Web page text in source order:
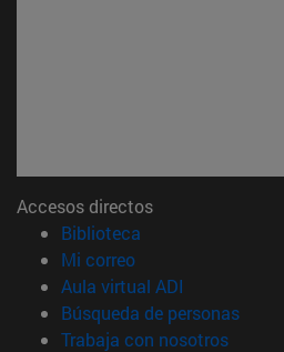
Accesos directos
Biblioteca
Mi correo(abre en nueva
Aula virtual ADI
Búsqueda de personas(abre
Trabaja con nosotros(abre